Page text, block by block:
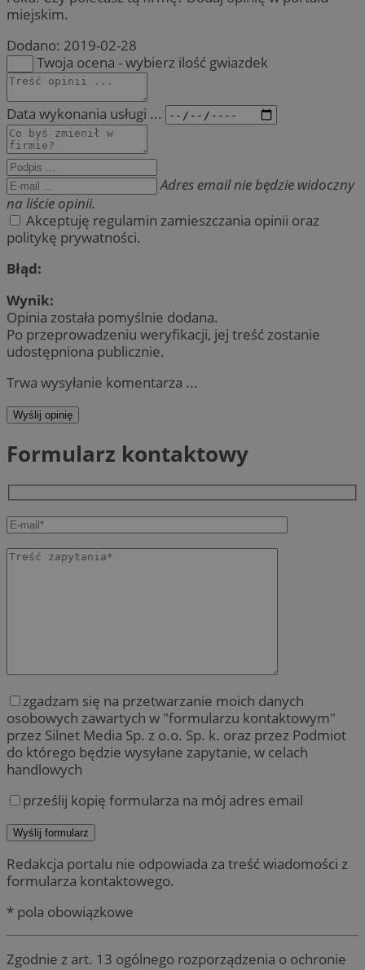
miejskim.
Dodano: 2019-02-28
Twoja ocena - wybierz ilość gwiazdek
Data wykonania usługi ...
Adres email nie będzie widoczny
na liście opinii.
Akceptuję regulamin zamieszczania opinii oraz
politykę prywatności.
Błąd:
Wynik:
Opinia została pomyślnie dodana.
Po przeprowadzeniu weryfikacji, jej treść zostanie
udostępniona publicznie.
Trwa wysyłanie komentarza ...
Wyślij opinię
Formularz kontaktowy
zgadzam się na przetwarzanie moich danych
osobowych zawartych w "formularzu kontaktowym"
przez Silnet Media Sp. z o.o. Sp. k. oraz przez Podmiot
do którego będzie wysyłane zapytanie, w celach
handlowych
prześlij kopię formularza na mój adres email
Redakcja portalu nie odpowiada za treść wiadomości z
formularza kontaktowego.
* pola obowiązkowe
Zgodnie z art. 13 ogólnego rozporządzenia o ochronie